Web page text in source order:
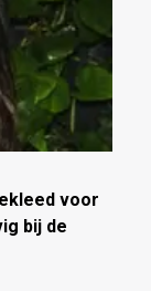
voor
bij de